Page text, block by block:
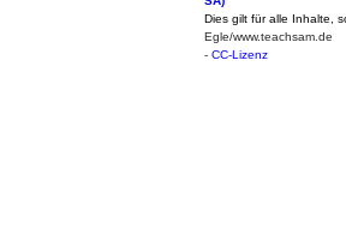
Dies gilt für alle Inhalte,
Egle/www.teachsam.de
- CC-Lizenz